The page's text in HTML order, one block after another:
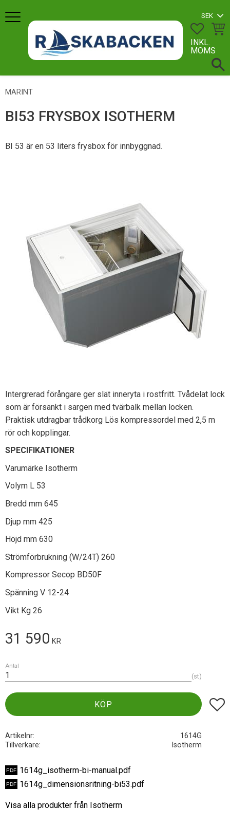
Meny
INKL.
MOMS
MARINT
BI53 FRYSBOX ISOTHERM
BI 53 är en 53 liters frysbox för innbyggnad.
Intergrerad förångare ger slät inneryta i rostfritt. Tvådelat lock
som är försänkt i sargen med tvärbalk mellan locken.
Praktisk utdragbar trådkorg Lös kompressordel med 2,5 m
rör och kopplingar.
SPECIFIKATIONER
Varumärke Isotherm
Volym L 53
Bredd mm 645
Djup mm 425
Höjd mm 630
Strömförbrukning (W/24T) 260
Kompressor Secop BD50F
Spänning V 12-24
Vikt Kg 26
31 590 KR
Antal
st
KÖP Lägg
Artikelnr
1614G
Tillverkare
Isotherm
1614g_isotherm-bi-manual.pdf
1614g_dimensionsritning-bi53.pdf
Visa alla produkter från Isotherm